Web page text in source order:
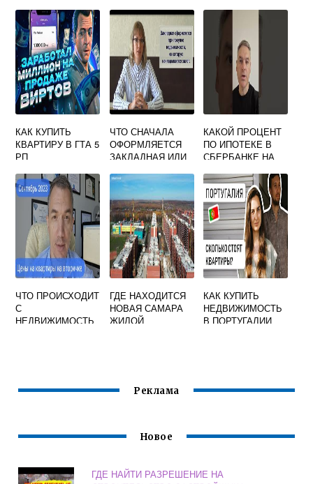
СБЕРБАНКЕ НА
ВТОРИЧКУ
ИМ ПО
КАК КУПИТЬ
КВАРТИРУ В ГТА 5
РП
ЧТО СНАЧАЛА
ОФОРМЛЯЕТСЯ
ЗАКЛАДНАЯ ИЛИ
СОБСТВЕННОСТИ
КАКОЙ ПРОЦЕНТ
ПО ИПОТЕКЕ В
СБЕРБАНКЕ НА
СЕГОДНЯ ДЛЯ
ЗАРПЛАТНЫХ
КЛИЕНТОВ
ЧТО ПРОИСХОДИТ
С
НЕДВИЖИМОСТЬ
ГДЕ НАХОДИТСЯ
НОВАЯ САМАРА
ЖИЛОЙ
КАК КУПИТЬ
НЕДВИЖИМОСТЬ
В ПОРТУГАЛИИ
Реклама
Новое
ГДЕ НАЙТИ РАЗРЕШЕНИЕ НА